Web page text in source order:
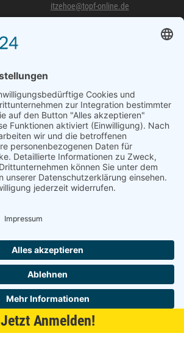
Jetzt Anmelden!
itzehoe@topf-online.de
040 / 21 04 04 04-04
glinde@topf-online.de
Öffnungszeiten und mehr
Desktop-Version